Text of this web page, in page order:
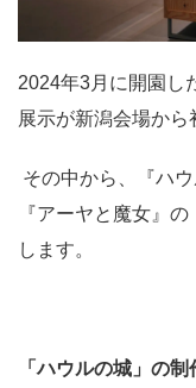
2024年3月に開園し
展示が新潟会場から
その中から、『ハ
『アーヤと魔女』
します。
「ハウルの城」の